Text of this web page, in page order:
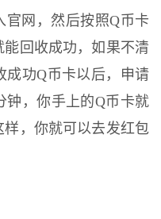
网，然后按照Q币卡
回收成功，如果不清
成功Q币卡以后，申请
钟，你手上的Q币卡就
，你就可以去发红包